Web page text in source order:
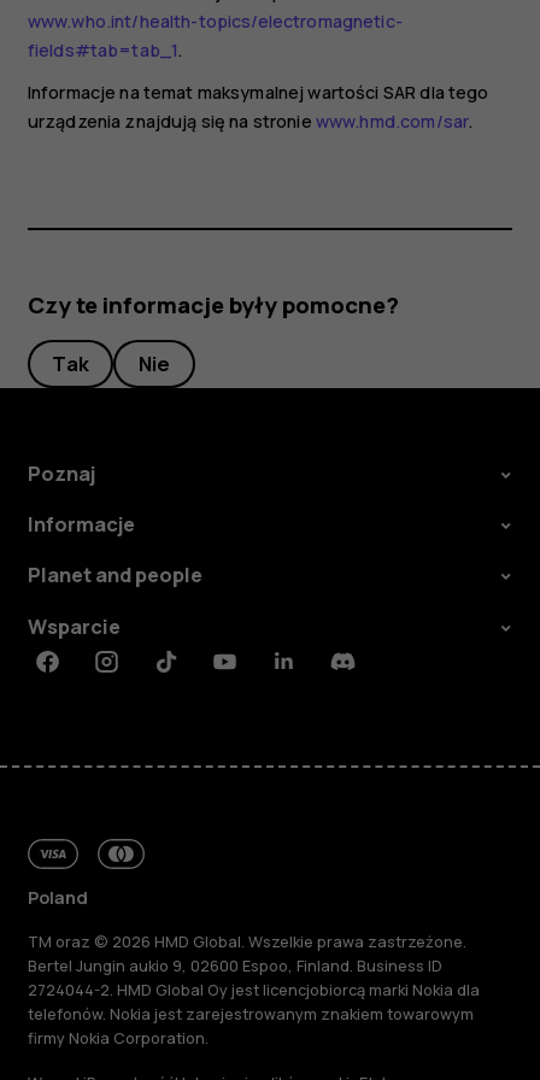
www.who.int/health-topics/electromagnetic-
fields#tab=tab_1.
Informacje na temat maksymalnej wartości SAR dla tego
urządzenia znajdują się na stronie www.hmd.com/sar.
Czy te informacje były pomocne?
Tak Nie
Poznaj
Informacje
Planet and people
Wsparcie
FacebookInstagramTiktokYoutubeLinkedinDiscord
Poland
TM oraz © 2026 HMD Global. Wszelkie prawa zastrzeżone.
Bertel Jungin aukio 9, 02600 Espoo, Finland. Business ID
2724044-2. HMD Global Oy jest licencjobiorcą marki Nokia dla
telefonów. Nokia jest zarejestrowanym znakiem towarowym
firmy Nokia Corporation.